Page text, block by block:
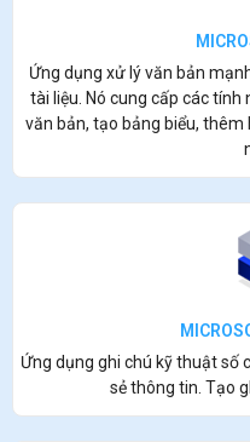
Ứng dụng xử lý văn bản
tài liệu. Nó cung cấp các
văn bản, tạo bảng biểu,
Ứng dụng ghi chú kỹ thuật số
sẻ thông tin. Tạo